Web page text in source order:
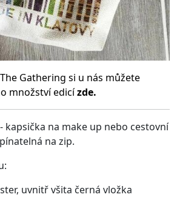
Gathering si u nás můžete
množství edicízde.
- kapsička na make up nebo cestovní
na zip.
uvnitř všita černá vložka